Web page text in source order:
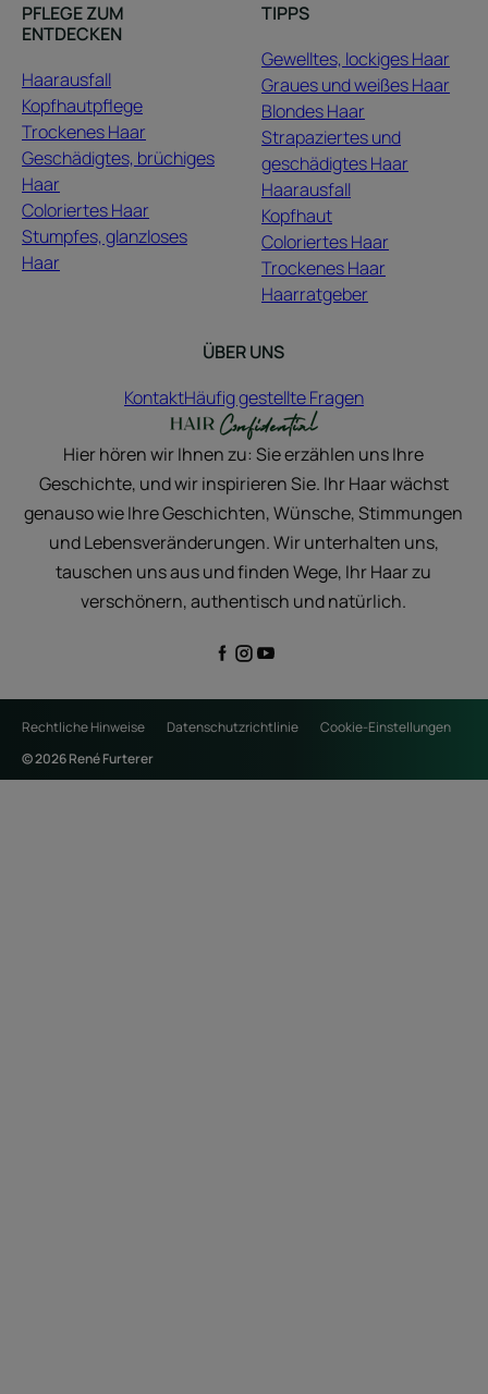
PFLEGE ZUM
ENTDECKEN
Haarausfall
Kopfhautpflege
Trockenes Haar
Geschädigtes, brüchiges
Haar
Coloriertes Haar
Stumpfes, glanzloses
Haar
TIPPS
Gewelltes, lockiges Haar
Graues und weißes Haar
Blondes Haar
Strapaziertes und
geschädigtes Haar
Haarausfall
Kopfhaut
Coloriertes Haar
Trockenes Haar
Haarratgeber
ÜBER UNS
KontaktHäufig gestellte Fragen
Hier hören wir Ihnen zu: Sie erzählen uns Ihre
Geschichte, und wir inspirieren Sie. Ihr Haar wächst
genauso wie Ihre Geschichten, Wünsche, Stimmungen
und Lebensveränderungen. Wir unterhalten uns,
tauschen uns aus und finden Wege, Ihr Haar zu
verschönern, authentisch und natürlich.
Rechtliche Hinweise Datenschutzrichtlinie
Cookie-Einstellungen
© 2026 René Furterer